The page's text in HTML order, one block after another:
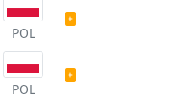
POL
POL